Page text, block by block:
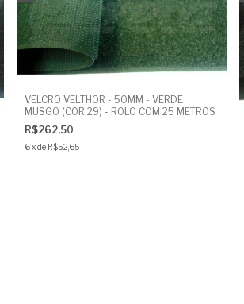
VELCRO VELTHOR - 50MM - VERDE
MUSGO (COR 29) - ROLO COM 25 METROS
R$262,50
6 xde R$52,65